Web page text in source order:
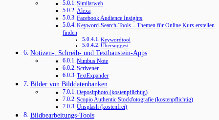
Similarweb
Alexa
Facebook Audience Insights
Keyword-Search-Tools – Themen für Online Kurs erstellen
finden
Keywordtool
Ubersuggest
Notizen-, Schreib- und Textbaustein-Apps
Nimbus Note
Scrivener
TextExpander
Bilder von Bilddatenbanken
Depositphoto (kostenpflichtig)
Scopio Authentic Stockfotografie (kostenpflichtig)
Unsplash (kostenfrei)
Bildbearbeitungs-Tools